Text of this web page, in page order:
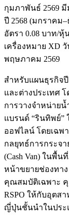
กุมภาพันธ์ 2569
ปี 2568 (มกราคม
อัตรา 0.08 บาท/หุ้
เครื่องหมาย XD
พฤษภาคม 2569
สำหรับแผนธุรกิจ
และต่างประเทศ
การวางจำหน่าย
แบรนด์ “รินทิพย์”
ออฟไลน์ โดยเฉพ
กลยุทธ์การกระจ
(Cash Van) ในพื้
หน้าขยายช่องทา
คุณสมบัติเฉพาะ
RSPO ให้กับอุตส
ญี่ปุ่นชั้นนำในประ